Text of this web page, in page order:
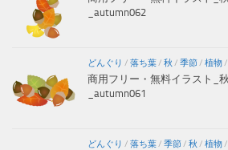
_autumn062
どんぐり / 落ち葉/ 秋 / 季節/ 植物/
商用フリー・無料イラスト_
_autumn061
どんぐり / 落ち葉/ 季節/ 秋 / 植物/